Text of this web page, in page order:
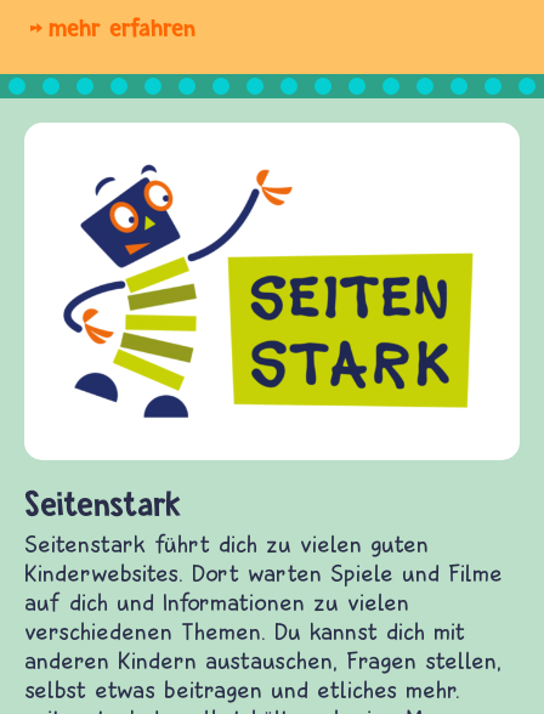
mehr erfahren
Frieden Fragen
frieden-fragen.de ist ein Internet-Angebot für
Kinder, Eltern und ErzieherInnen das zu
Fragen von Krieg und Frieden, Streit und
Gewalt informiert und einen Austausch zu
diesem Themenbereich ermöglicht. frieden-
fragen.de bietet Antworten auf wichtige
und Frieden, Streit und Gewalt.